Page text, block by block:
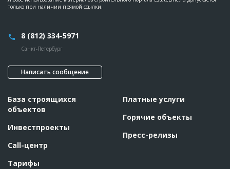
только при наличии прямой ссылки.
8 (812) 334-5971
Санкт-Петербург
Написать сообщение
База строящихся
объектов
Инвестпроекты
Call-центр
Тарифы
Платные услуги
Горячие объекты
Пресс-релизы